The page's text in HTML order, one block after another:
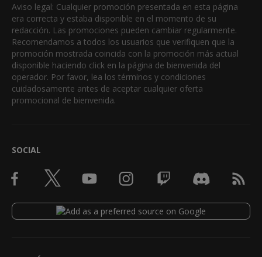
Aviso legal: Cualquier promoción presentada en esta página
era correcta y estaba disponible en el momento de su
redacción. Las promociones pueden cambiar regularmente.
Recomendamos a todos los usuarios que verifiquen que la
promoción mostrada coincida con la promoción más actual
disponible haciendo click en la página de bienvenida del
operador. Por favor, lea los términos y condiciones
cuidadosamente antes de aceptar cualquier oferta
promocional de bienvenida.
SOCIAL